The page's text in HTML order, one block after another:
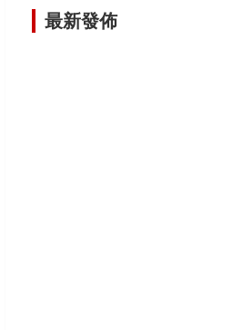
最新發佈